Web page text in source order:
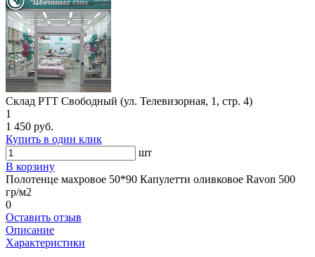
Склад РТТ Свободный (ул. Телевизорная, 1, стр. 4)
1
1 450 руб.
Купить в один клик
шт
В корзину
Полотенце махровое 50*90 Капулетти оливковое Ravon 500
гр/м2
0
Оставить отзыв
Описание
Характеристики